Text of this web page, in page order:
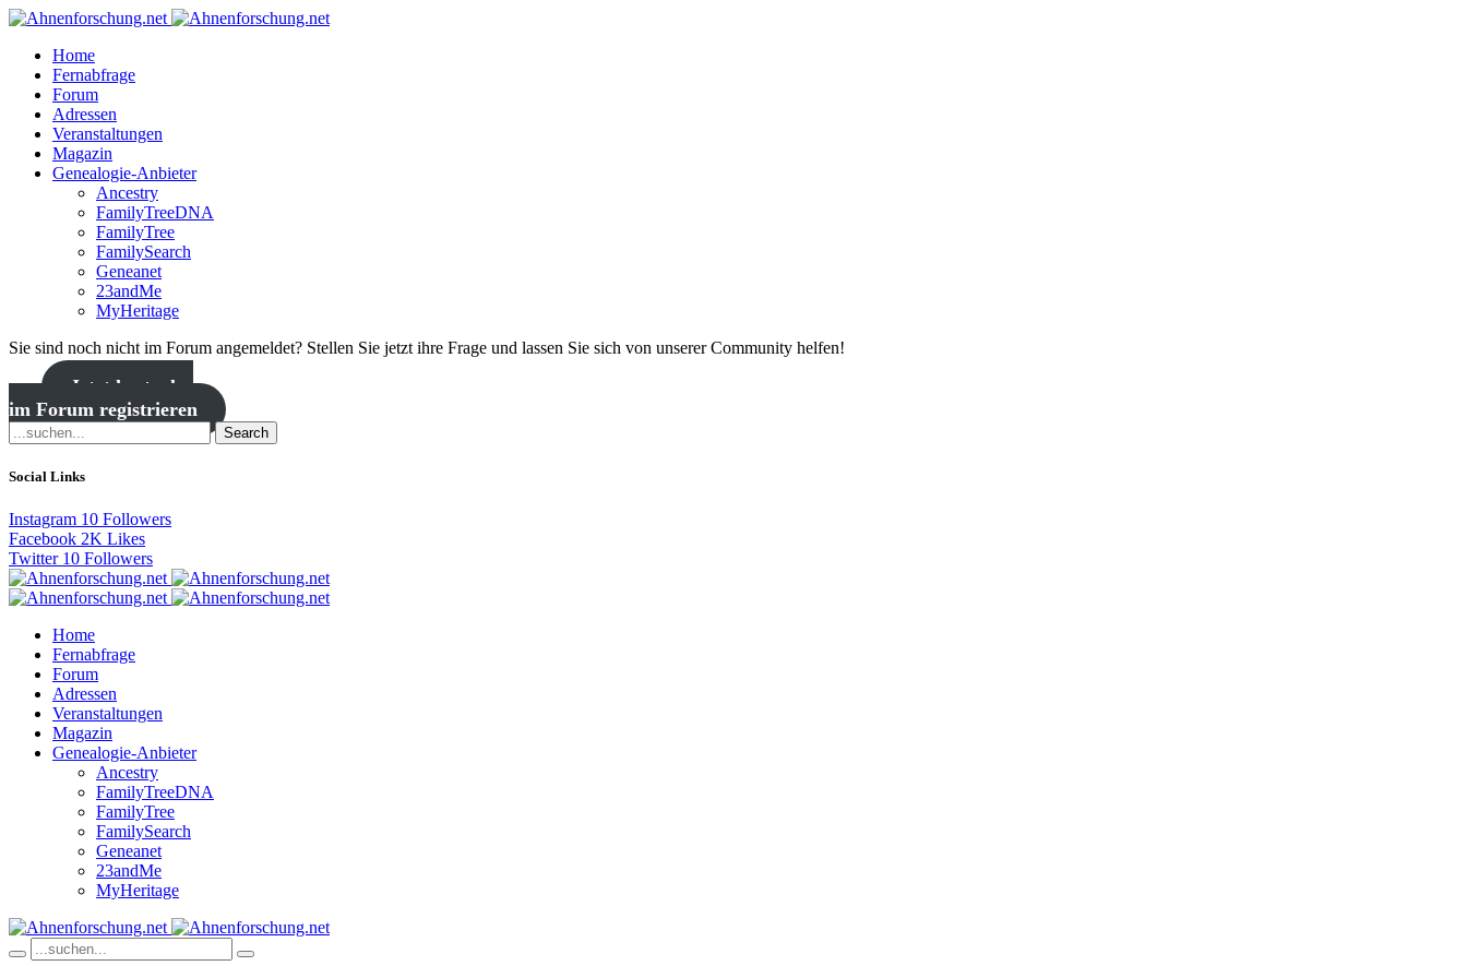
Home
Fernabfrage
Forum
Adressen
Veranstaltungen
Magazin
Genealogie-Anbieter
Ancestry
FamilyTreeDNA
FamilyTree
FamilySearch
Geneanet
23andMe
MyHeritage
Sie sind noch nicht im Forum angemeldet? Stellen Sie jetzt ihre Frage und lassen Sie sich von unserer Community helfen!
Jetzt kostenlos
im Forum registrieren
Search
Social Links
Instagram 10 Followers
Facebook 2K Likes
Twitter 10 Followers
Home
Fernabfrage
Forum
Adressen
Veranstaltungen
Magazin
Genealogie-Anbieter
Ancestry
FamilyTreeDNA
FamilyTree
FamilySearch
Geneanet
23andMe
MyHeritage